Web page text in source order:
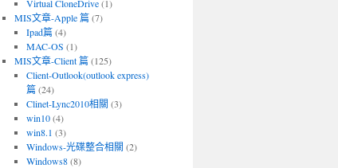
Virtual CloneDrive(1)
MIS文章-Apple 篇(7)
Ipad篇(4)
MAC-OS (1)
MIS文章-Client 篇(125)
Client-Outlook(outlook express)
篇(24)
Clinet-Lync2010相關 (3)
win10(4)
win8.1 (3)
Windows-光碟整合相關 (2)
Windows8(8)